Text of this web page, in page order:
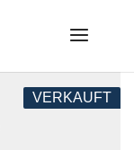
VERKAUFT